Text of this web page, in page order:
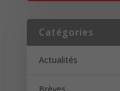
Catégories
Actualités